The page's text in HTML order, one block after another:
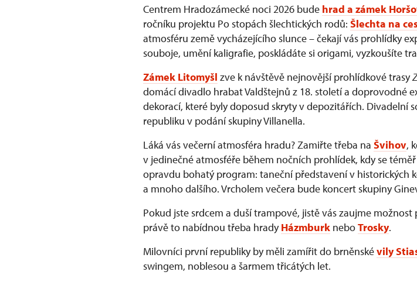
Centrem Hradozámecké noci 2026 bude hrad a zámek
ročníku projektu Po stopách šlechtických rodů: Šlechta na
atmosféru země vycházejícího slunce – čekají vás prohlídky
souboje, umění kaligrafie, poskládáte si origami, vyzkoušíte
Zámek Litomyšl zve k návštěvě nejnovější prohlídkové trasy
domácí divadlo hrabat Valdštejnů z 18. století a doprovodné
dekorací, které byly doposud skryty v depozitářích. Divadelní
republiku v podání skupiny Villanella.
Láká vás večerní atmosféra hradu? Zamiřte třeba na Švihov,
v jedinečné atmosféře během nočních prohlídek, kdy se
opravdu bohatý program: taneční představení v historických
a mnoho dalšího. Vrcholem večera bude koncert skupiny
Pokud jste srdcem a duší trampové, jistě vás zaujme
právě to nabídnou třeba hradyHázmburk neboTrosky.
Milovníci první republiky by měli zamířit do brněnskévily
swingem, noblesou a šarmem třicátých let.